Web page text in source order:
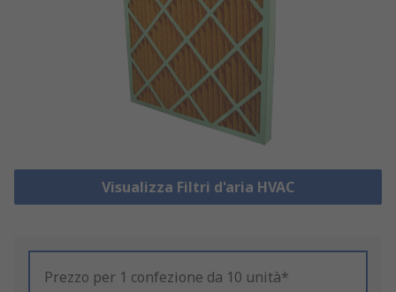
Visualizza Filtri d'aria HVAC
Prezzo per 1 confezione da 10 unità*